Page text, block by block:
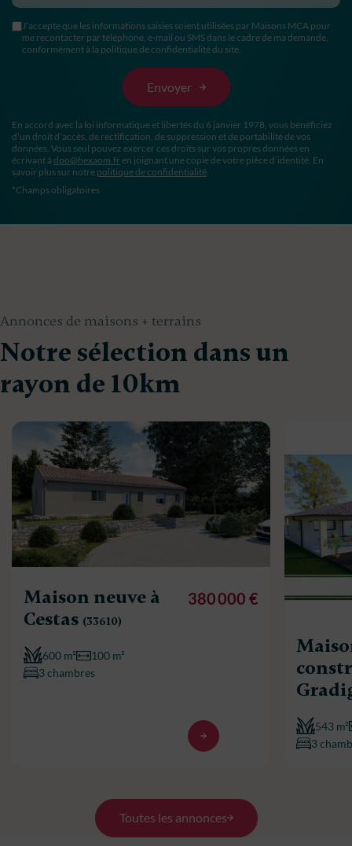
J’accepte que les informations saisies soient utilisées par Maisons MCA pour
me recontacter par téléphone, e-mail ou SMS dans le cadre de ma demande,
conformément à la politique de confidentialité du site.
En accord avec la loi informatique et libertés du 6 janvier 1978, vous bénéficiez
d’un droit d’accès, de rectification, de suppression et de portabilité de vos
données. Vous seul pouvez exercer ces droits sur vos propres données en
écrivant à dpo@hexaom.fr en joignant une copie de votre pièce d’identité. En
savoir plus sur notre politique de confidentialité.
*Champs obligatoires
Annonces de maisons + terrains
Notre sélection dans un
rayon de 10km
Maison neuve à
Cestas (33610)
600 m²
100 m²
3 chambres
380 000 €
543 m²
3
Toutes les annonces